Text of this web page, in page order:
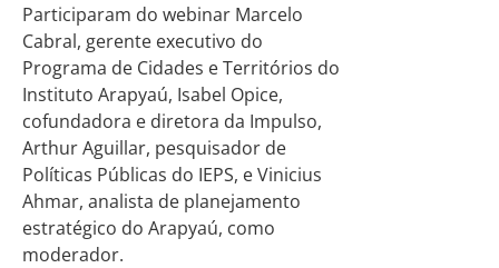
Participaram do webinar Marcelo
Cabral, gerente executivo do
Programa de Cidades e Territórios do
Instituto Arapyaú, Isabel Opice,
cofundadora e diretora da Impulso,
Arthur Aguillar, pesquisador de
Políticas Públicas do IEPS, e Vinicius
Ahmar, analista de planejamento
estratégico do Arapyaú, como
moderador.